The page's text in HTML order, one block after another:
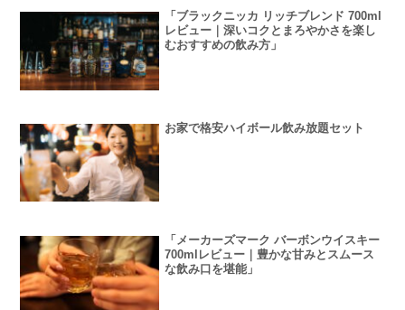
「ブラックニッカ リッチブレンド 700ml
レビュー｜深いコクとまろやかさを楽し
むおすすめの飲み方」
お家で格安ハイボール飲み放題セット
「メーカーズマーク バーボンウイスキー
700mlレビュー｜豊かな甘みとスムース
な飲み口を堪能」